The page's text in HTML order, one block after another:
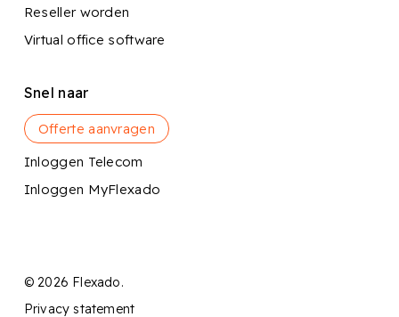
Reseller worden
Virtual office software
Snel naar
Offerte aanvragen
Inloggen Telecom
Inloggen MyFlexado
© 2026 Flexado.
Privacy statement